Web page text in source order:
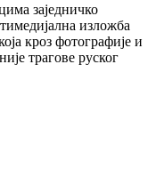
заједничко
изложба
кроз фотографије и
трагове руског